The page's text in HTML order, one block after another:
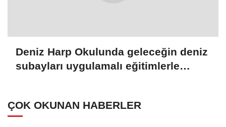
Deniz Harp Okulunda geleceğin deniz
subayları uygulamalı eğitimlerle
ÇOK OKUNAN HABERLER